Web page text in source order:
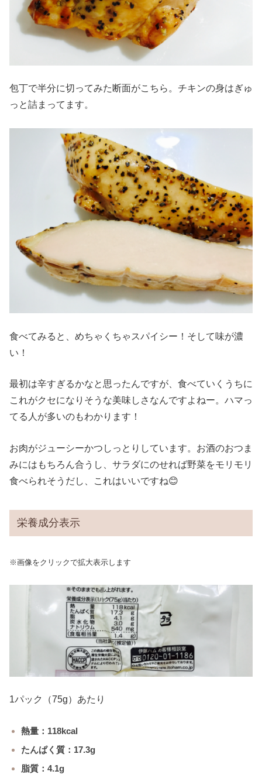
包丁で半分に切ってみた断面がこちら。チキンの身はぎゅ
っと詰まってます。
食べてみると、めちゃくちゃスパイシー！そして味が濃
い！
最初は辛すぎるかなと思ったんですが、食べていくうちに
これがクセになりそうな美味しさなんですよねー。ハマっ
てる人が多いのもわかります！
お肉がジューシーかつしっとりしています。お酒のおつま
みにはもちろん合うし、サラダにのせれば野菜をモリモリ
食べられそうだし、これはいいですね😊
栄養成分表示
※画像をクリックで拡大表示します
1パック（75g）あたり
熱量：118kcal
たんぱく質：17.3g
脂質：4.1g